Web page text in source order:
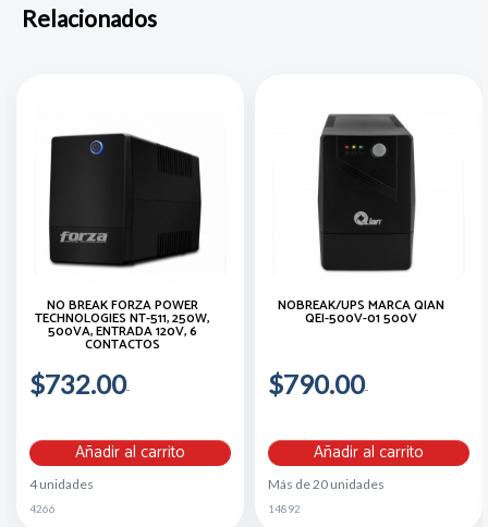
Relacionados
NO BREAK FORZA POWER
TECHNOLOGIES NT-511, 250W,
500VA, ENTRADA 120V, 6
CONTACTOS
$732.00
Añadir al carrito
4 unidades
4266
NOBREAK/UPS MARCA QIAN
QEI-500V-01 500V
$790.00
Añadir al carrito
Más de 20 unidades
14892